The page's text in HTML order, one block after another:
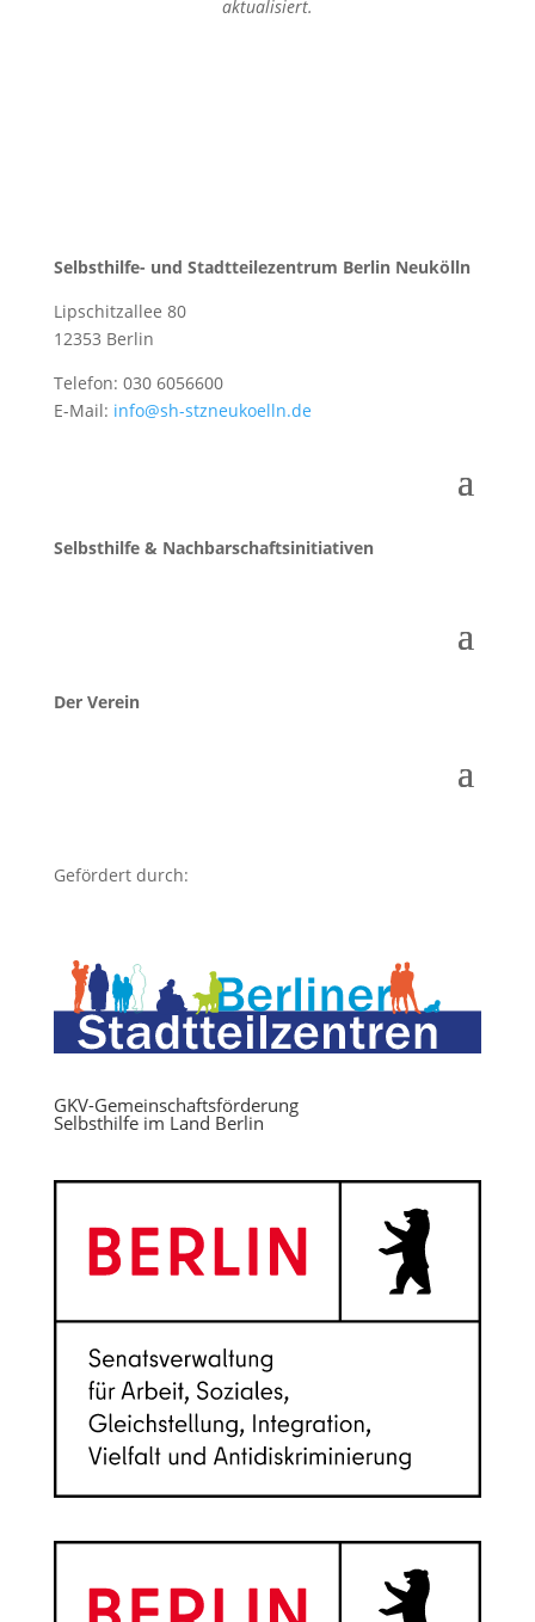
aktualisiert.
Selbsthilfe- und Stadtteilezentrum Berlin Neukölln
Lipschitzallee 80
12353 Berlin
Telefon: 030 6056600
E-Mail: info@sh-stzneukoelln.de
Selbsthilfe & Nachbarschaftsinitiativen
Der Verein
Gefördert durch:
GKV-Gemeinschaftsförderung
Selbsthilfe im Land Berlin